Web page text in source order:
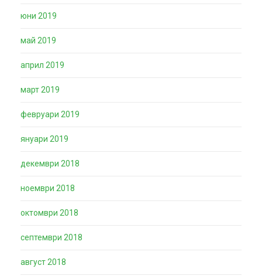
юни 2019
май 2019
април 2019
март 2019
февруари 2019
януари 2019
декември 2018
ноември 2018
октомври 2018
септември 2018
август 2018